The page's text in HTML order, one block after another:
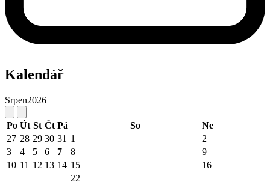
Kalendář
Srpen2026
Po Út St Čt Pá So
Ne
27 28 29 30 31 1
2
3
4 5 6 7 8
9
10 11 12 13 14 15 16
22